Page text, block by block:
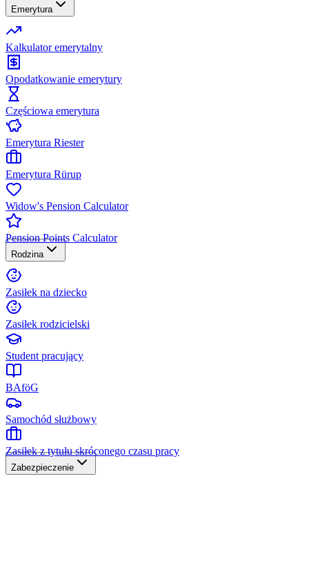
Emerytura
Kalkulator emerytalny
Opodatkowanie emerytury
Częściowa emerytura
Emerytura Riester
Emerytura Rürup
Widow's Pension Calculator
Pension Points Calculator
Rodzina
Zasiłek na dziecko
Zasiłek rodzicielski
Student pracujący
BAföG
Samochód służbowy
Zasiłek z tytułu skróconego czasu pracy
Zabezpieczenie